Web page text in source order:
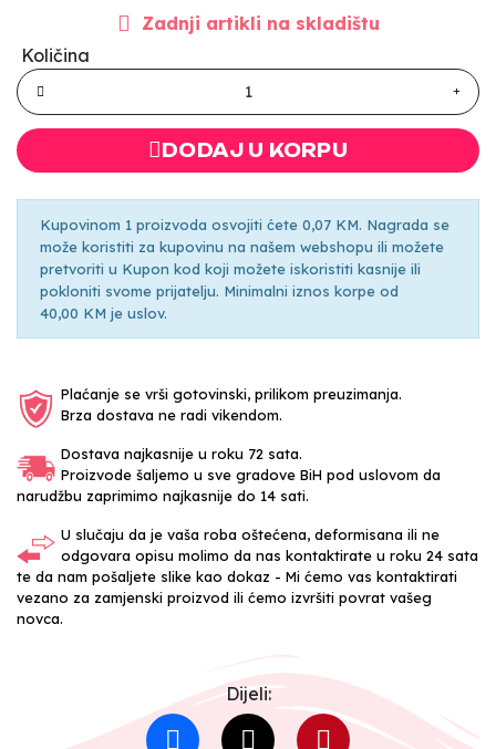
Zadnji artikli na skladištu
Količina
DODAJ U KORPU
Kupovinom 1 proizvoda osvojiti ćete 0,07 KM. Nagrada se
može koristiti za kupovinu na našem webshopu ili možete
pretvoriti u Kupon kod koji možete iskoristiti kasnije ili
pokloniti svome prijatelju. Minimalni iznos korpe od
40,00 KM je uslov.
Plaćanje se vrši gotovinski, prilikom preuzimanja.
Brza dostava ne radi vikendom.
Dostava najkasnije u roku 72 sata.
Proizvode šaljemo u sve gradove BiH pod uslovom da
narudžbu zaprimimo najkasnije do 14 sati.
U slučaju da je vaša roba oštećena, deformisana ili ne
odgovara opisu molimo da nas kontaktirate u roku 24 sata
te da nam pošaljete slike kao dokaz - Mi ćemo vas kontaktirati
vezano za zamjenski proizvod ili ćemo izvršiti povrat vašeg
novca.
Dijeli: